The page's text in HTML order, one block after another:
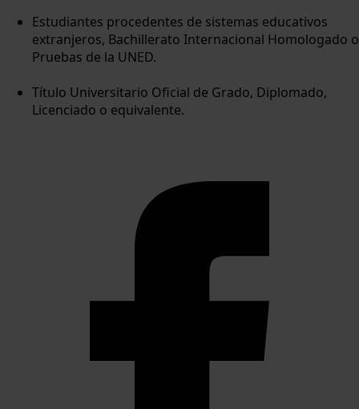
Estudiantes procedentes de sistemas educativos
extranjeros, Bachillerato Internacional Homologado o
Pruebas de la UNED.
Título Universitario Oficial de Grado, Diplomado,
Licenciado o equivalente.